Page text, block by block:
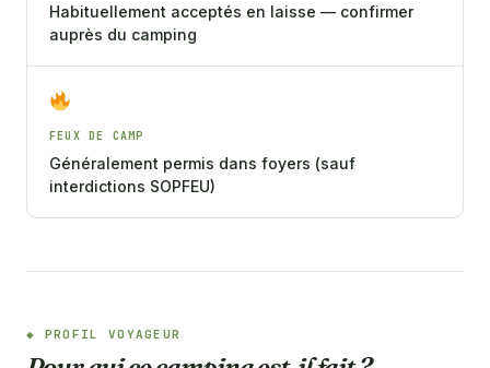
Habituellement acceptés en laisse — confirmer
auprès du camping
FEUX DE CAMP
Généralement permis dans foyers (sauf
interdictions SOPFEU)
PROFIL VOYAGEUR